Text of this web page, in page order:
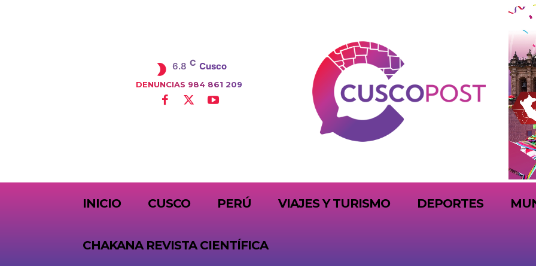
6.8 C Cusco
DENUNCIAS 984 861 209
INICIO CUSCO PERÚ VIAJES Y TURISMO DEPORTES
CHAKANA REVISTA CIENTÍFICA